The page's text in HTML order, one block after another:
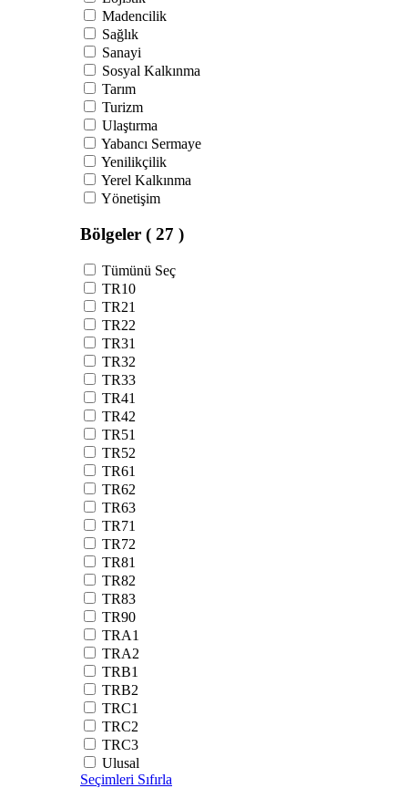
Madencilik
Sağlık
Sanayi
Sosyal Kalkınma
Tarım
Turizm
Ulaştırma
Yabancı Sermaye
Yenilikçilik
Yerel Kalkınma
Yönetişim
Bölgeler ( 27 )
Tümünü Seç
TR10
TR21
TR22
TR31
TR32
TR33
TR41
TR42
TR51
TR52
TR61
TR62
TR63
TR71
TR72
TR81
TR82
TR83
TR90
TRA1
TRA2
TRB1
TRB2
TRC1
TRC2
TRC3
Ulusal
Seçimleri Sıfırla